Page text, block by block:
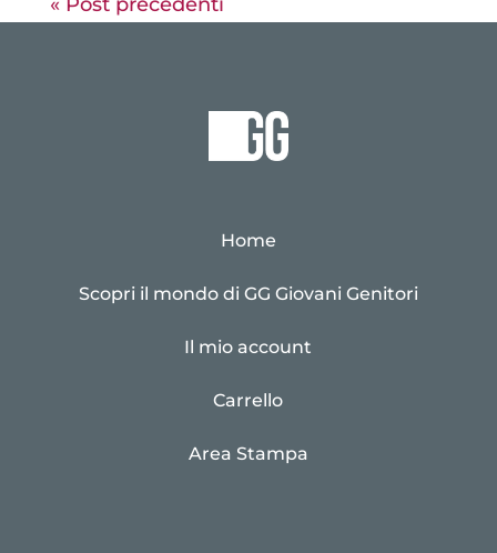
Home
Scopri il mondo di GG Giovani Genitori
Il mio account
Carrello
Area Stampa